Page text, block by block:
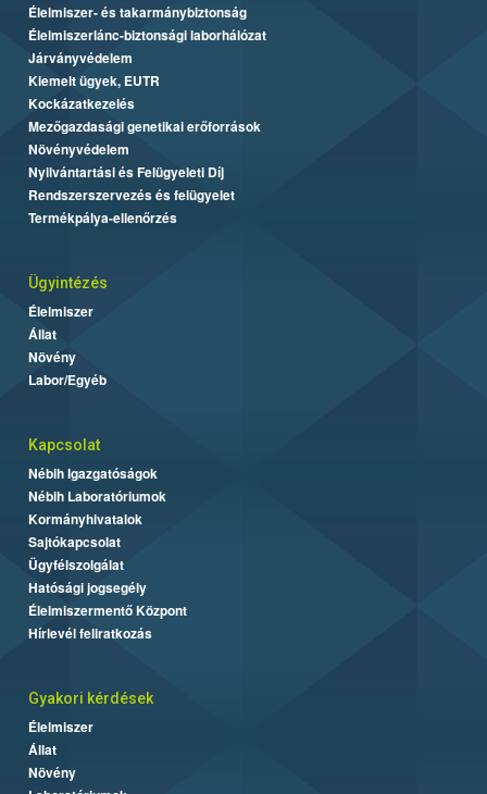
Élelmiszer- és takarmánybiztonság
Élelmiszerlánc-biztonsági laborhálózat
Járványvédelem
Kiemelt ügyek, EUTR
Kockázatkezelés
Mezőgazdasági genetikai erőforrások
Növényvédelem
Nyilvántartási és Felügyeleti Díj
Rendszerszervezés és felügyelet
Termékpálya-ellenőrzés
Ügyintézés
Élelmiszer
Állat
Növény
Labor/Egyéb
Kapcsolat
Nébih Igazgatóságok
Nébih Laboratóriumok
Kormányhivatalok
Sajtókapcsolat
Ügyfélszolgálat
Hatósági jogsegély
Élelmiszermentő Központ
Hírlevél feliratkozás
Gyakori kérdések
Élelmiszer
Állat
Növény